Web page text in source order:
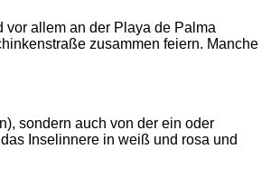
vor allem an der Playa de Palma
zusammen feiern. Manche
sondern auch von der ein oder
Inselinnere in weiß und rosa und